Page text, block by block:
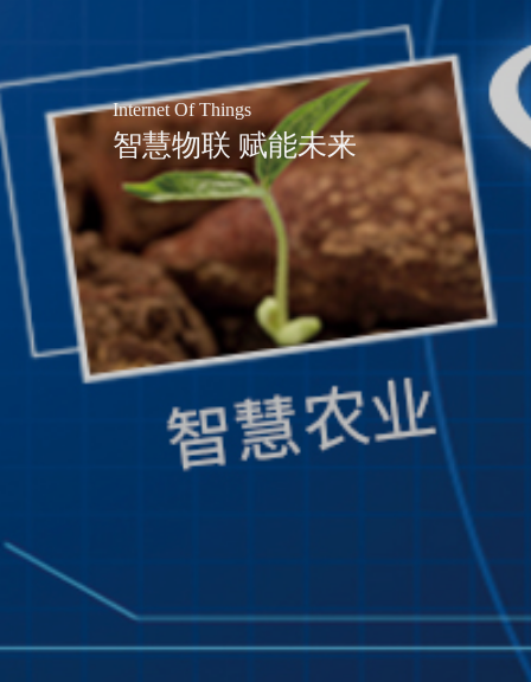
Internet Of Things
智慧物联 赋能未来